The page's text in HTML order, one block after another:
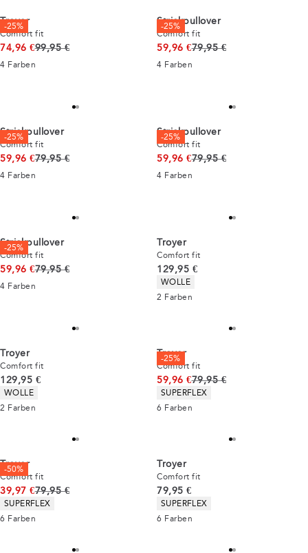
-25%
Troyer
Comfort fit
74,96 €Ursprünglicher Preis
99,95 €
4 Farben
-25%
Strickpullover
Comfort fit
59,96 €Ursprünglicher Preis
79,95 €
4 Farben
-25%
Strickpullover
Comfort fit
59,96 €Ursprünglicher Preis
79,95 €
4 Farben
-25%
Strickpullover
Comfort fit
59,96 €Ursprünglicher Preis
79,95 €
4 Farben
-25%
Strickpullover
Comfort fit
59,96 €Ursprünglicher Preis
79,95 €
4 Farben
Troyer
Comfort fit
Preis
129,95 €
Produkteigenschaften
WOLLE
2 Farben
Troyer
Comfort fit
Preis
129,95 €
Produkteigenschaften
WOLLE
2 Farben
-25%
Troyer
Comfort fit
59,96 €Ursprünglicher Preis
79,95 €
Produkteigenschaften
SUPERFLEX
6 Farben
-50%
Troyer
Comfort fit
39,97 €Ursprünglicher Preis
79,95 €
Produkteigenschaften
SUPERFLEX
6 Farben
Troyer
Comfort fit
Preis
79,95 €
Produkteigenschaften
SUPERFLEX
6 Farben